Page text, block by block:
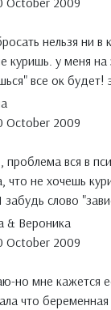
нельзя ни
куришь. у меня
все ок будет!
October 2009
проблема вся в
что не хочешь
слово
& Вероника
October 2009
но мне кажется
что